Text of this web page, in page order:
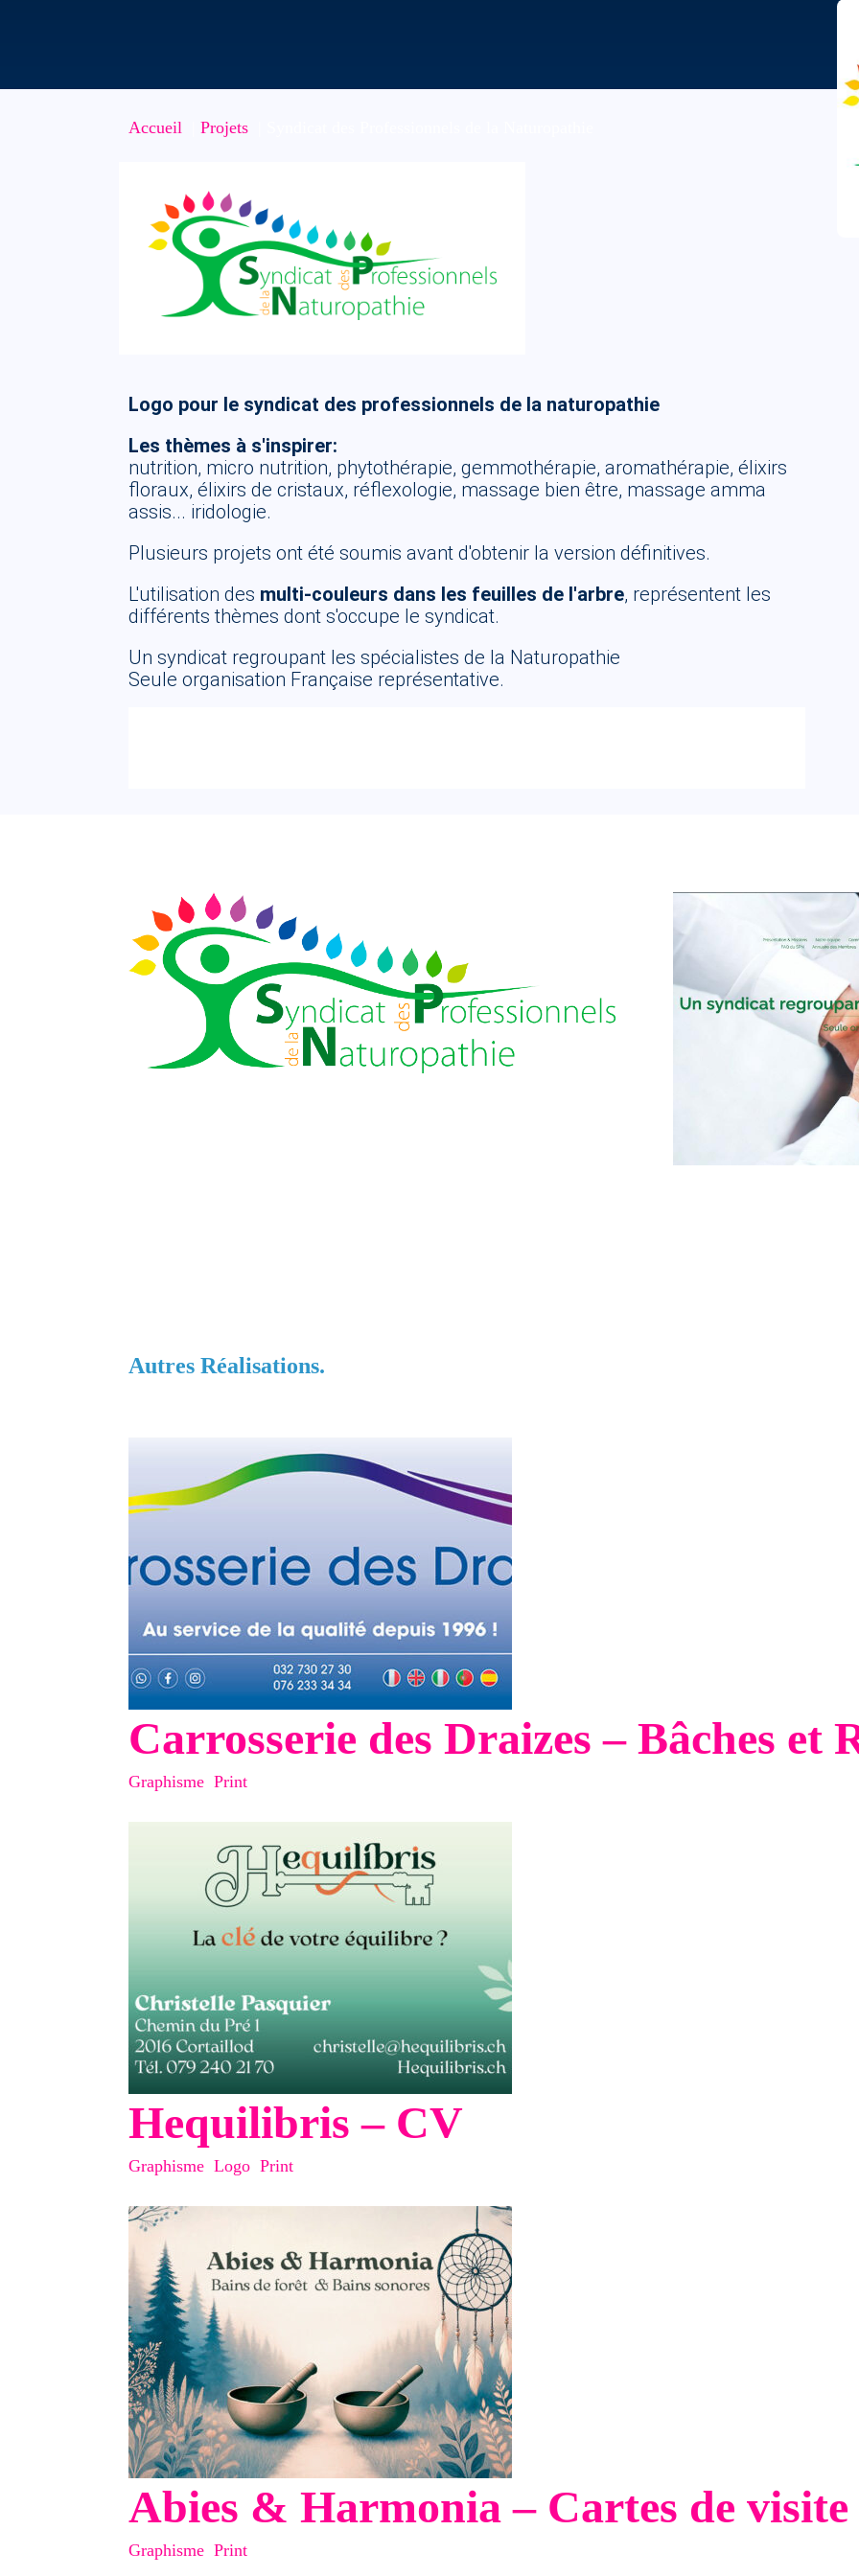
Accueil Projets
Logo pour le syndicat des professionnels de la naturopathie
Les thèmes à s'inspirer:
nutrition, micro nutrition, phytothérapie, gemmothérapie, aromathérapie, élixirs
floraux, élixirs de cristaux, réflexologie, massage bien être, massage amma
assis... iridologie.
Plusieurs projets ont été soumis avant d'obtenir la version définitives.
L'utilisation des multi-couleurs dans les feuilles de l'arbre, représentent les
différents thèmes dont s'occupe le syndicat.
Un syndicat regroupant les spécialistes de la Naturopathie
Seule organisation Française représentative.
Autres Réalisations.
Carrosserie des Draizes – Bâches et
Graphisme ,Print
Hequilibris – CV
Graphisme ,Logo ,Print
Abies & Harmonia – Cartes de visite
Graphisme ,Print